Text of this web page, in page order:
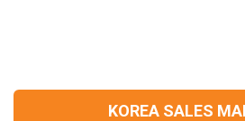
KOREA SALES